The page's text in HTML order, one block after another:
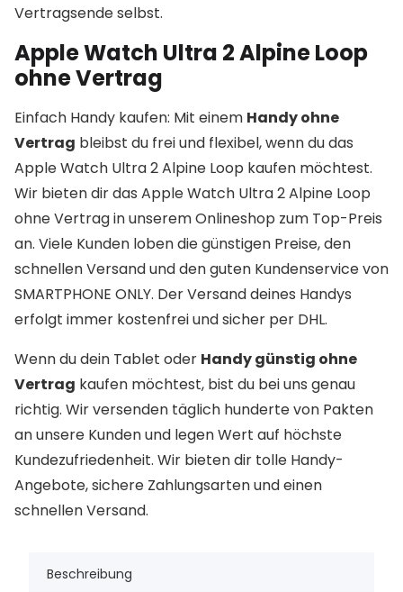
Vertragsende selbst.
Apple Watch Ultra 2 Alpine Loop
ohne Vertrag
Einfach Handy kaufen: Mit einem Handy ohne
Vertrag bleibst du frei und flexibel, wenn du das
Apple Watch Ultra 2 Alpine Loop kaufen möchtest.
Wir bieten dir das Apple Watch Ultra 2 Alpine Loop
ohne Vertrag in unserem Onlineshop zum Top-Preis
an. Viele Kunden loben die günstigen Preise, den
schnellen Versand und den guten Kundenservice von
SMARTPHONE ONLY. Der Versand deines Handys
erfolgt immer kostenfrei und sicher per DHL.
Wenn du dein Tablet oder Handy günstig ohne
Vertrag kaufen möchtest, bist du bei uns genau
richtig. Wir versenden täglich hunderte von Pakten
an unsere Kunden und legen Wert auf höchste
Kundezufriedenheit. Wir bieten dir tolle Handy-
Angebote, sichere Zahlungsarten und einen
schnellen Versand.
Beschreibung